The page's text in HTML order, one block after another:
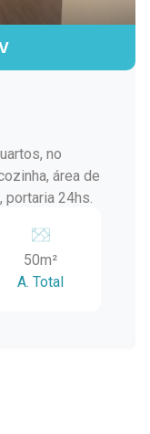
no
área de
portaria 24hs.
50m²
A. Total